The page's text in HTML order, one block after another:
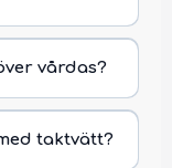
vårdas?
taktvätt?